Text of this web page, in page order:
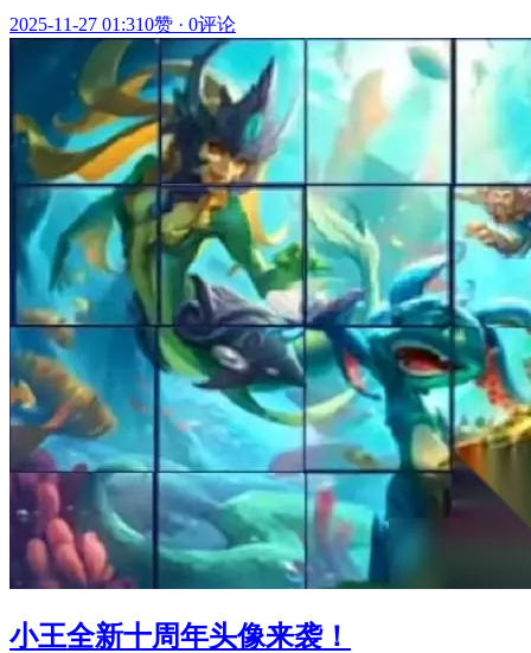
2025-11-27 01:310赞 · 0评论
小王全新十周年头像来袭！